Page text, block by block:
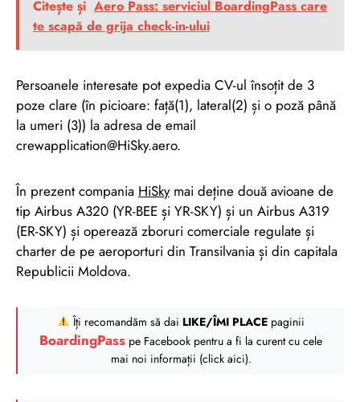
Citește și Aero Pass: serviciul BoardingPass care
te scapă de grija check-in-ului
Persoanele interesate pot expedia CV-ul însoțit de 3
poze clare (în picioare: față(1), lateral(2) și o poză până
la umeri (3)) la adresa de email
crewapplication@HiSky.aero.
În prezent compania HiSkymai deține două avioane de
tip Airbus A320 (YR-BEE și YR-SKY) și un Airbus A319
(ER-SKY) și operează zboruri comerciale regulate și
charter de pe aeroporturi din Transilvania și din capitala
Republicii Moldova.
Îți recomandăm să dai LIKE/ÎMI PLACEpaginii
BoardingPass pe Facebook pentru a fi la curent cu cele
mai noi informații (click aici).